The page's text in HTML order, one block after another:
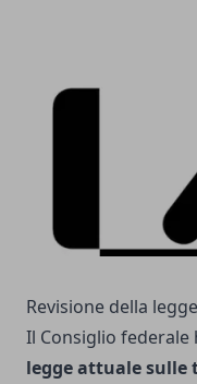
Revisione della
Il Consiglio federale
legge attuale sulle